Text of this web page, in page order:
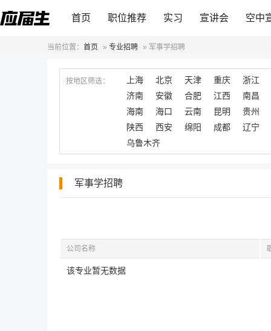
首页 职位推荐 实习 宣讲会 空中
当前位置： 首页 » 专业招聘 » 军事学招聘
按地区筛选： 上海 北京 天津 重庆
浙江
济南
安徽 合肥 江西
南昌
海南
海口 云南 昆明
贵州
陕西
西安 绵阳 成都
辽宁
乌鲁木齐
军事学招聘
公司名称
该专业暂无数据